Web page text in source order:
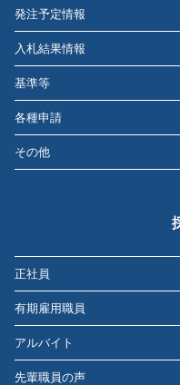
発注予定情報
入札結果情報
基準等
各種申請
その他
正社員
有期雇用職員
アルバイト
先輩職員の声